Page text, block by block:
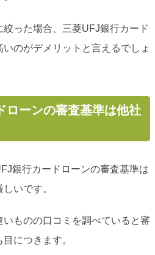
った場合、三菱UFJ銀行カード
のがデメリットと言えるでしょ
ローンの審査基準は他社
銀行カードローンの審査基準は
いです。
ものの口コミを調べていると審
につきます。